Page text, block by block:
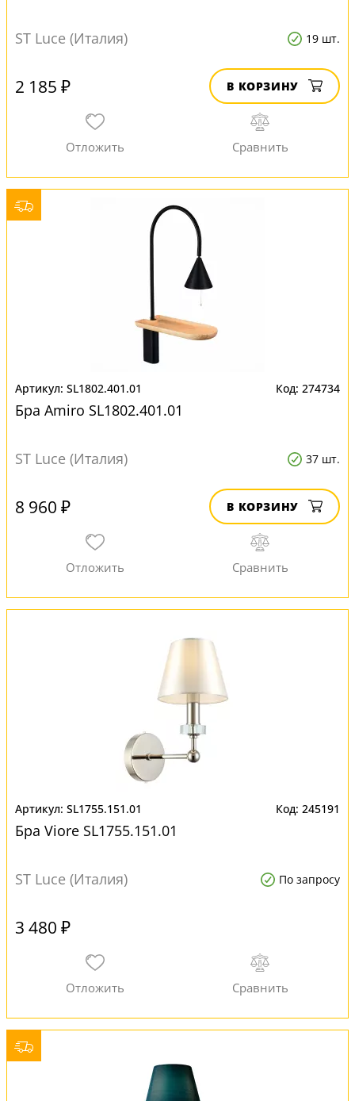
ST Luce (Италия) 19 шт.
2 185 ₽ В КОРЗИНУ
SL1802.401.01 274734
Бра Amiro SL1802.401.01
ST Luce (Италия) 37 шт.
8 960 ₽ В КОРЗИНУ
SL1755.151.01 245191
Бра Viore SL1755.151.01
ST Luce (Италия) По запросу
3 480 ₽